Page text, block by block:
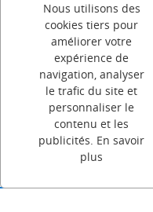
BlazeCut
1,99 €
Nous utilisons des
cookies tiers pour
améliorer votre
expérience de
navigation, analyser
le trafic du site et
personnaliser le
contenu et les
publicités. En savoir
plus